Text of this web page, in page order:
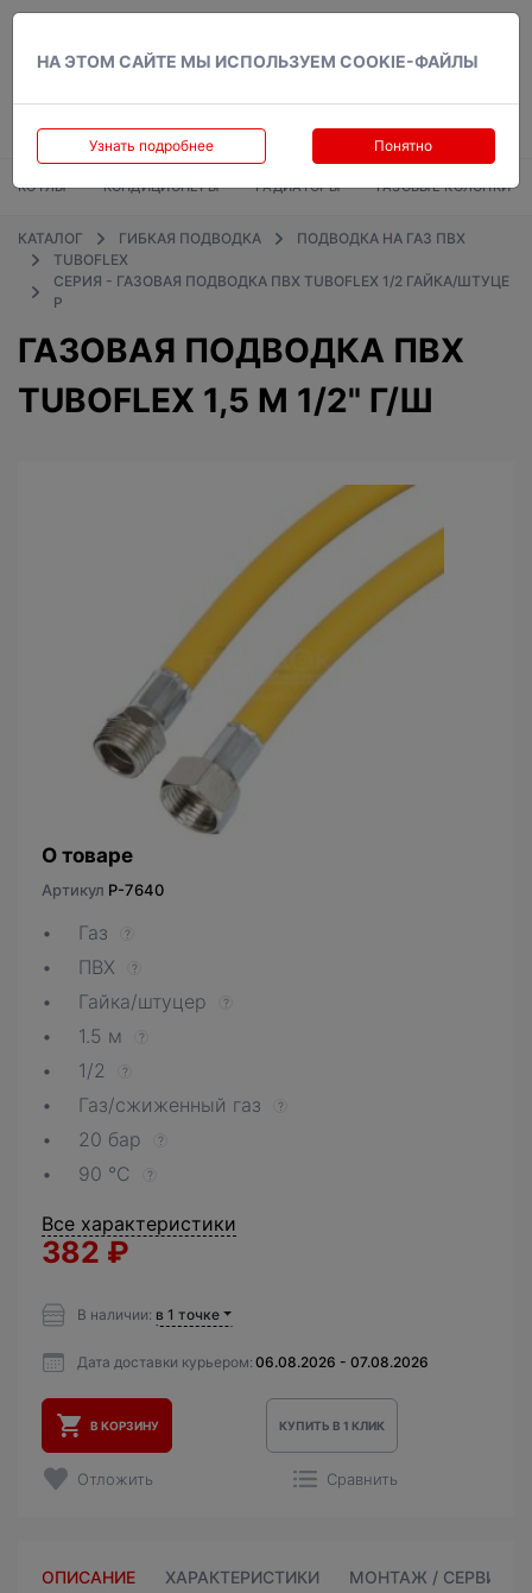
НА ЭТОМ САЙТЕ МЫ ИСПОЛЬЗУЕМ COOKIE-ФАЙЛЫ
Узнать подробнее Понятно
КОТЛЫ КОНДИЦИОНЕРЫ РАДИАТОРЫ ГАЗОВЫЕ КОЛОНКИ
КАТАЛОГ ГИБКАЯ ПОДВОДКА
ПОДВОДКА НА ГАЗ ПВХ
TUBOFLEX
СЕРИЯ - ГАЗОВАЯ ПОДВОДКА ПВХ TUBOFLEX 1/2 ГАЙКА/ШТУЦЕ
Р
ГАЗОВАЯ ПОДВОДКА ПВХ
TUBOFLEX 1,5 М 1/2" Г/Ш
О товаре
Артикул P-7640
Газ ?
ПВХ ?
Гайка/штуцер ?
1.5 м ?
1/2 ?
Газ/сжиженный газ ?
20 бар ?
90 °С ?
Все характеристики
382 ₽
В наличии: в 1 точке
Дата доставки курьером: 06.08.2026 - 07.08.2026
В КОРЗИНУ КУПИТЬ В 1 КЛИК
Отложить Сравнить
ОПИСАНИЕ ХАРАКТЕРИСТИКИ МОНТАЖ / СЕРВИС